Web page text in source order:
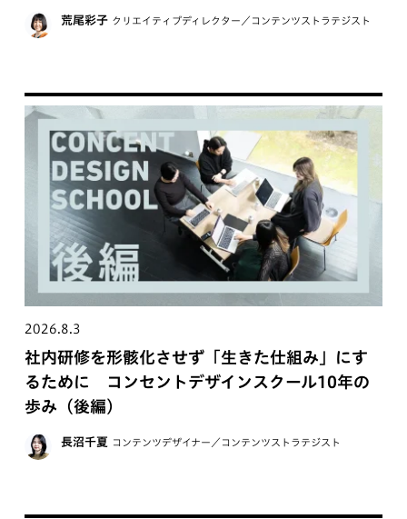
荒尾彩子 クリエイティブディレクター／コンテンツストラテジスト
2026.8.3
社内研修を形骸化させず「生きた仕組み」にす
るために コンセントデザインスクール10年の
歩み（後編）
長沼千夏 コンテンツデザイナー／コンテンツストラテジスト